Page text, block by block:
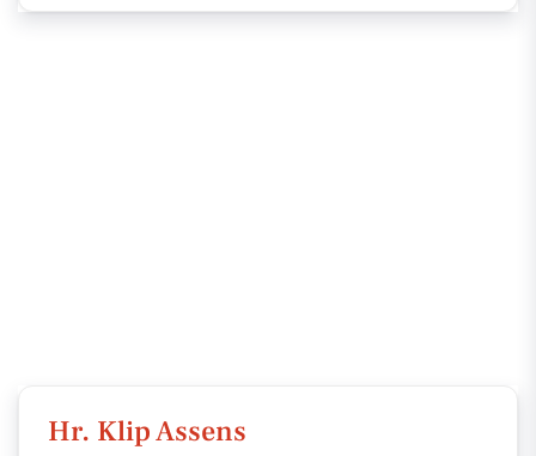
Hr. Klip Assens